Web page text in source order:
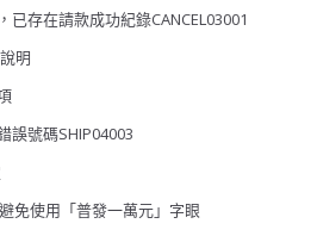
存在請款成功紀錄CANCEL03001
明
誤號碼SHIP04003
免使用「普發一萬元」字眼